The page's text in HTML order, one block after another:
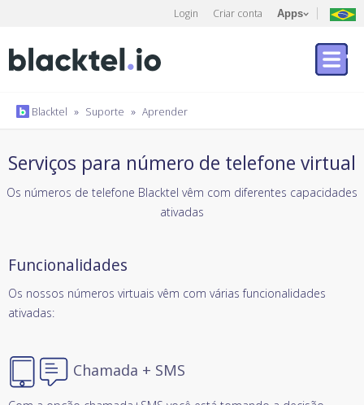
Login Criar conta Apps
Blacktel » Suporte » Aprender
Serviços para número de telefone virtual
Os números de telefone Blacktel vêm com diferentes capacidades
ativadas
Funcionalidades
Os nossos números virtuais vêm com várias funcionalidades
ativadas:
Chamada + SMS